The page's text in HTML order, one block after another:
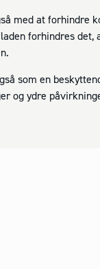
med at forhindre
forhindres
som en
og ydre